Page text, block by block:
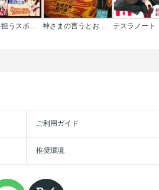
テスラノート
ご利用ガイド
推奨環境